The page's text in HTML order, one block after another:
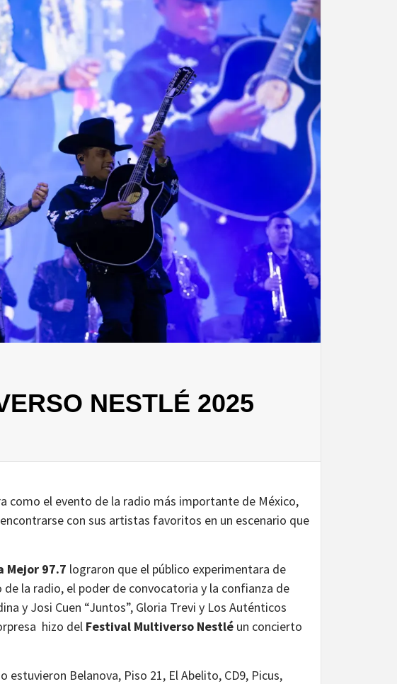
NESTLÉ 2025
como el evento de la radio más importante de México,
con sus artistas favoritos en un escenario que
Mejor 97.7 lograron que el público experimentara de
la radio, el poder de convocatoria y la confianza de
y Josi Cuen “Juntos”, Gloria Trevi y Los Auténticos
hizo del Festival Multiverso Nestlé un concierto
Belanova, Piso 21, El Abelito, CD9, Picus,